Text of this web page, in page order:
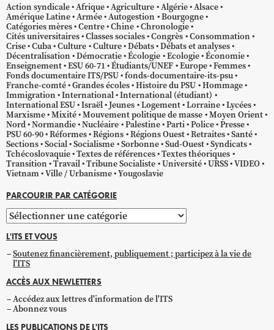
Action syndicale Afrique Agriculture Algérie Alsace
Amérique Latine Armée Autogestion
Bourgogne
Catégories mères Centre Chine Chronologie
Cités universitaires Classes sociales Congrès Consommation
Crise Cuba Culture Culture Débats Débats et analyses
Décentralisation Démocratie Écologie Ecologie Économie
Enseignement ESU 60-71 Étudiants/UNEF Europe Femmes
Fonds documentaire ITS/PSU fonds-documentaire-its-psu
Franche-comté Grandes écoles Histoire du PSU Hommage
Immigration International International (étudiant)
International ESU Israël Jeunes Logement Lorraine Lycées
Marxisme Mixité Mouvement politique de masse Moyen Orient
Nord Normandie Nucléaire Palestine Parti Police Presse
PSU 60-90 Réformes Régions Régions Ouest Retraites Santé
Sections Social Socialisme Sorbonne Sud-Ouest Syndicats
Tchécoslovaquie Textes de références Textes théoriques
Transition Travail Tribune Socialiste Université URSS VIDEO
Vietnam Ville / Urbanisme Yougoslavie
PARCOURIR PAR CATÉGORIE
Parcourir
par
catégorie
L'ITS ET VOUS
Soutenez financièrement, publiquement ; participez à la vie de
l'ITS
ACCÈS AUX NEWLETTERS
Accédez aux lettres d'information de l'ITS
Abonnez vous
LES PUBLICATIONS DE L'ITS